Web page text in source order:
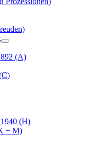
(A)
(H)
+ M)